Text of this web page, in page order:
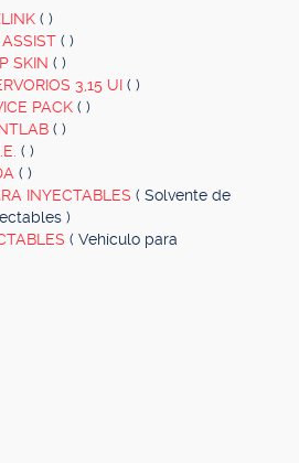
( )
( )
SKIN ( )
3,15 UI ( )
PACK ( )
( )
( )
( )
INYECTABLES ( Solvente de
)
( Vehículo para